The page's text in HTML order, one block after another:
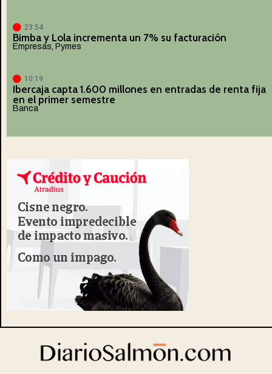
23:54
Bimba y Lola incrementa un 7% su facturación
Empresas Pymes
10:19
Ibercaja capta 1.600 millones en entradas de renta fija
en el primer semestre
Banca